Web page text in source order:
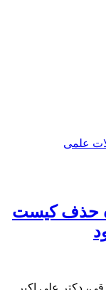
علمی
حذف کیست
دکتر علی اکبر